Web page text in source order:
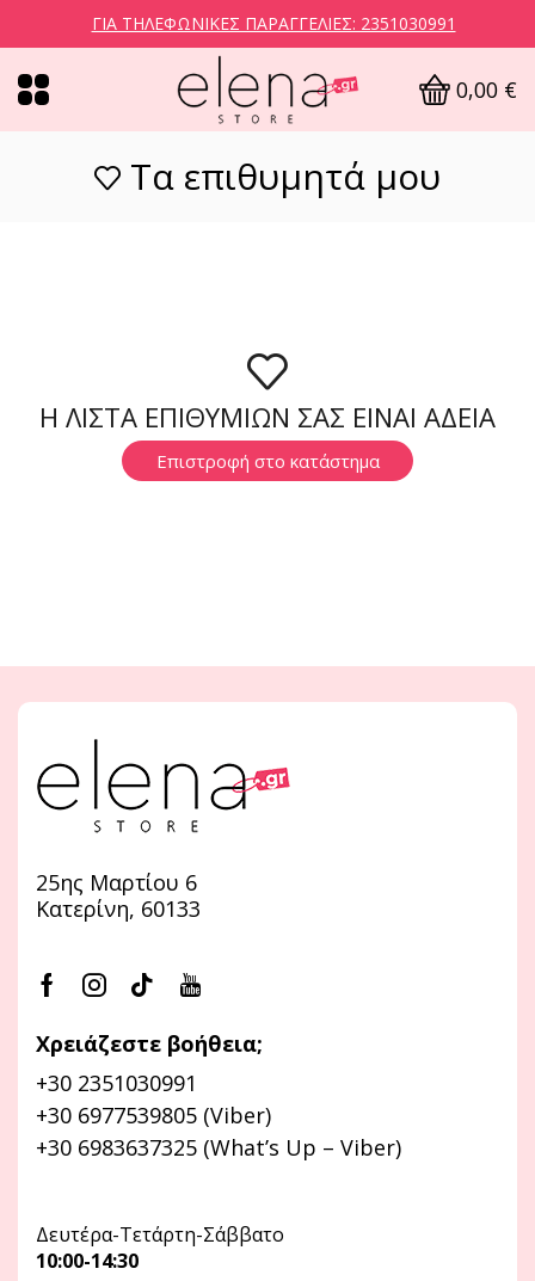
ΓΙΑ ΤΗΛΕΦΩΝΙΚΈΣ ΠΑΡΑΓΓΕΛΊΕΣ: 2351030991
0,00 €
Τα επιθυμητά μου
Η ΛΙΣΤΑ ΕΠΙΘΥΜΙΩΝ ΣΑΣ ΕΙΝΑΙ ΑΔΕΙΑ
Επιστροφή στο κατάστημα
25ης Μαρτίου 6
Κατερίνη, 60133
Χρειάζεστε βοήθεια;
+30 2351030991
+30 6977539805 (Viber)
+30 6983637325 (What’s Up – Viber)
Δευτέρα-Τετάρτη-Σάββατο
10:00-14:30